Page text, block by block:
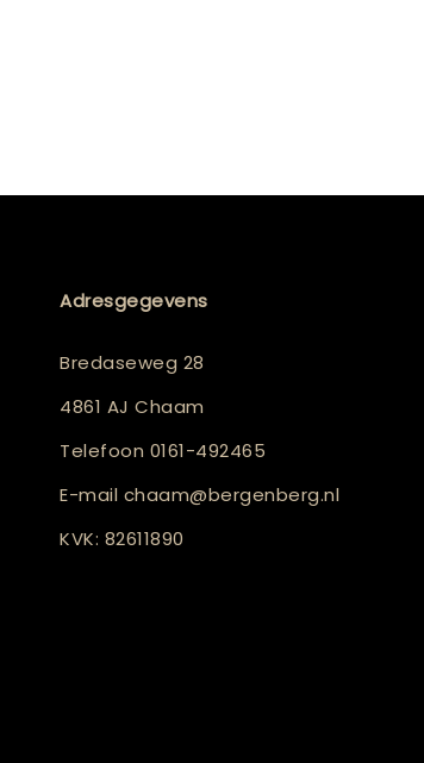
Adresgegevens
Bredaseweg 28
4861 AJ Chaam
Telefoon 0161-492465
E-mail chaam@bergenberg.nl
KVK: 82611890